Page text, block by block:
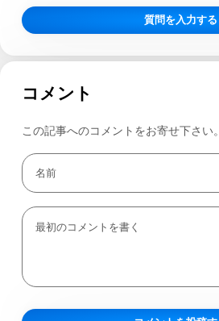
質問を入力する
コメント
この記事へのコメントをお寄せ下さい。